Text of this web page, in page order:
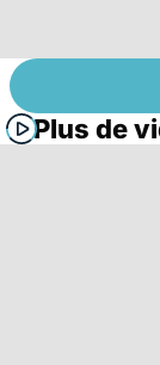
Plus de